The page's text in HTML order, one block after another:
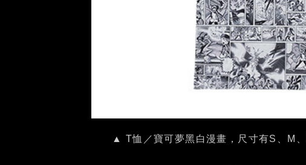
▲ T恤／寶可夢黑白漫畫，尺寸有S、M